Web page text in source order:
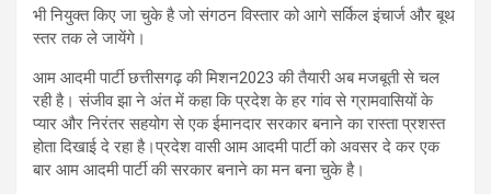
भी नियुक्त किए जा चुके है जो संगठन विस्तार को आगे सर्किल इंचार्ज और बूथ
स्तर तक ले जायेंगे।
आम आदमी पार्टी छत्तीसगढ़ की मिशन2023 की तैयारी अब मजबूती से चल
रही है। संजीव झा ने अंत में कहा कि प्रदेश के हर गांव से ग्रामवासियों के
प्यार और निरंतर सहयोग से एक ईमानदार सरकार बनाने का रास्ता प्रशस्त
होता दिखाई दे रहा है।प्रदेश वासी आम आदमी पार्टी को अवसर दे कर एक
बार आम आदमी पार्टी की सरकार बनाने का मन बना चुके है।